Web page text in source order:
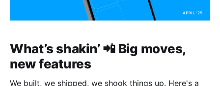
What’s shakin’ 📲 Big moves,
new features
We built, we shipped, we shook things up. Here's a